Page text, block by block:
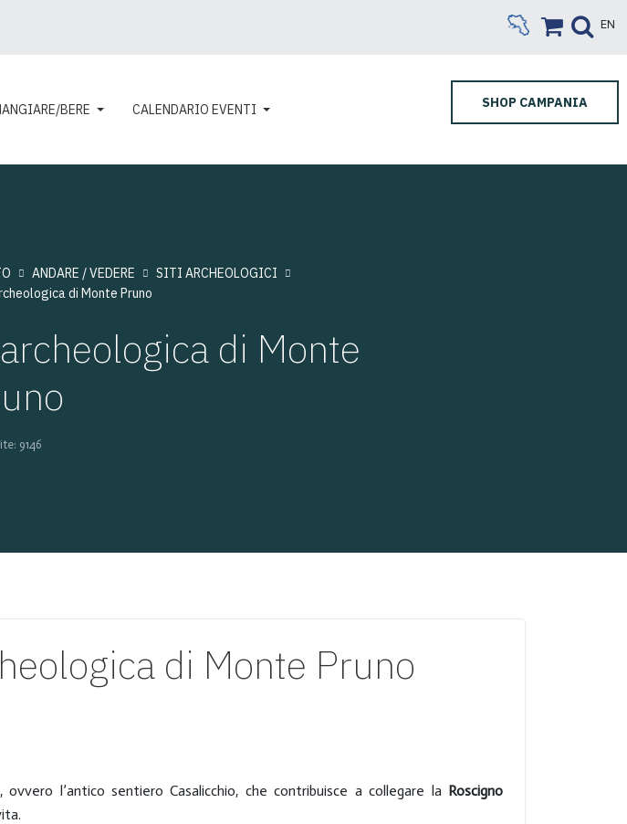
EN
BERE CALENDARIO EVENTI SHOP CAMPANIA
ANDARE / VEDERE
SITI ARCHEOLOGICI
di Monte Pruno
di Monte
9146
di Monte Pruno
l’antico sentiero Casalicchio, che contribuisce a collegare la Roscigno